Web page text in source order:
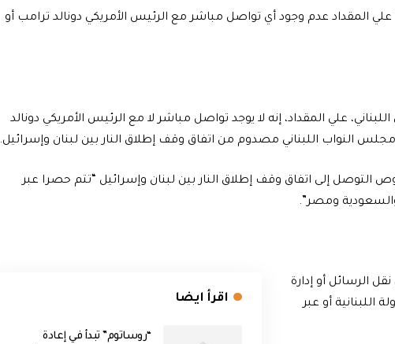
علي المقداد عدم وجود أي تواصل مباشر مع الرئيس الأمريكي دونالد ترامب أو
علي المقداد، إنه لا يوجد تواصل مباشر لا مع الرئيس الأمريكي دونالد
النواب اللبناني مصدوم من اتفاق وقف إطلاق النار بين لبنان وإسرائيل.
التوصل إلى اتفاق وقف إطلاق النار بين لبنان وإسرائيل “تتم حصرا عبر
ومصر”.
اقرأ ايضا
“روساتوم” تبدأ في إعادة
الرسائل أو إدارة
اللبنانية أو عبر